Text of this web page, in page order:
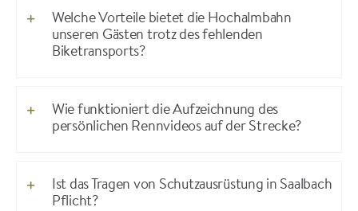
Welche Vorteile bietet die Hochalmbahn
unseren Gästen trotz des fehlenden
Biketransports?
Wie funktioniert die Aufzeichnung des
persönlichen Rennvideos auf der Strecke?
Ist das Tragen von Schutzausrüstung in Saalbach
Pflicht?